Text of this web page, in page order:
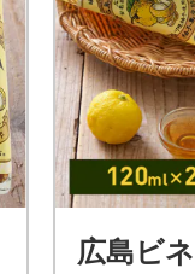
広島ビ